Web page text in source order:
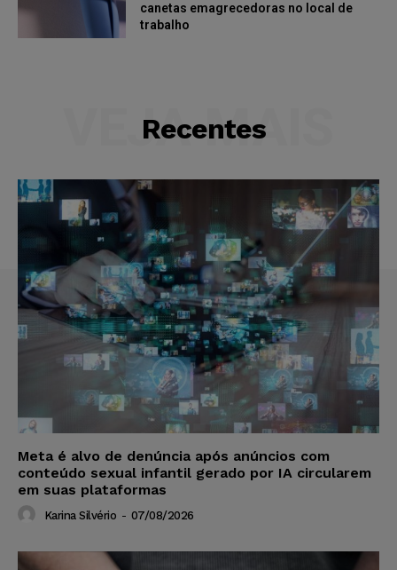
canetas emagrecedoras no local de
trabalho
Recentes
VEJA MAIS
Meta é alvo de denúncia após anúncios com
conteúdo sexual infantil gerado por IA circularem
em suas plataformas
Karina Silvério - 07/08/2026